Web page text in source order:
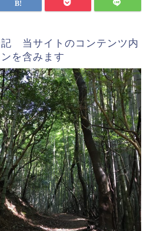
当サイトのコンテンツ内
を含みます